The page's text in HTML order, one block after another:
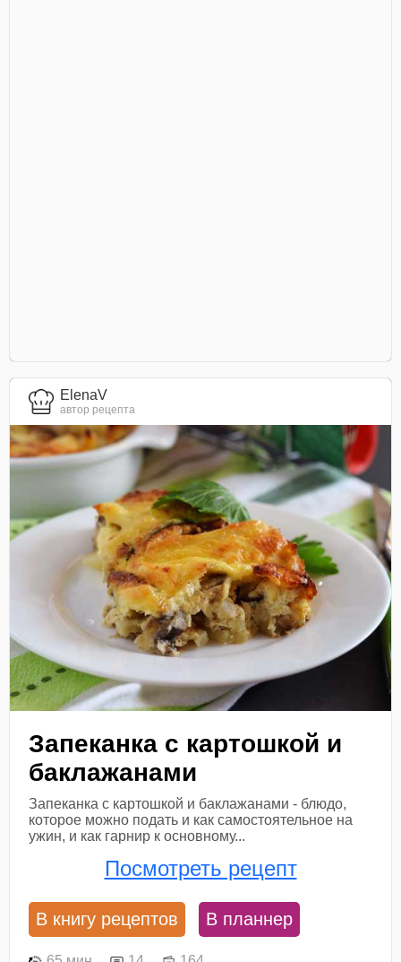
ElenaV
автор рецепта
Запеканка с картошкой и
баклажанами
Запеканка с картошкой и баклажанами - блюдо,
которое можно подать и как самостоятельное на
ужин, и как гарнир к основному...
Посмотреть рецепт
В книгу рецептов В планнер